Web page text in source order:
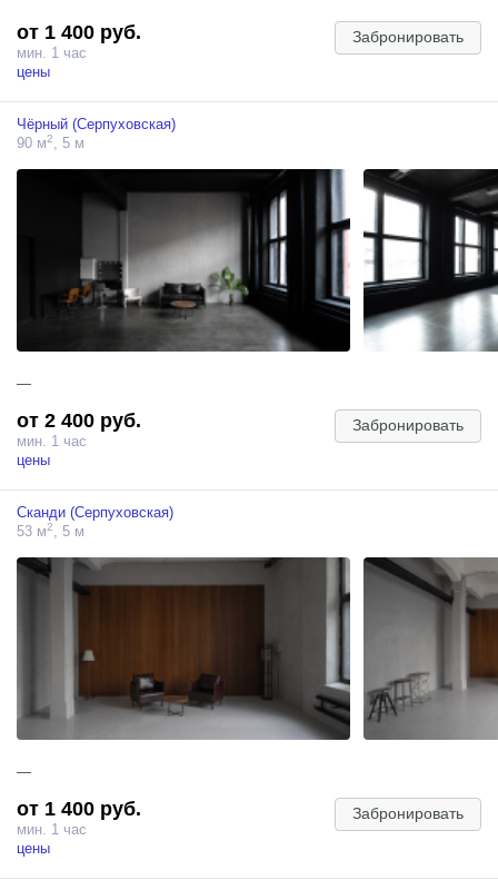
от 1 400 руб.
мин. 1 час
цены
Забронировать
Чёрный (Серпуховская)
90 м2 , 5 м
—
от 2 400 руб.
мин. 1 час
цены
Забронировать
Сканди (Серпуховская)
53 м2 , 5 м
—
от 1 400 руб.
мин. 1 час
цены
Забронировать